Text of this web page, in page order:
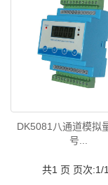
DK5081八通道模拟
号...
共1 页 页次:1/